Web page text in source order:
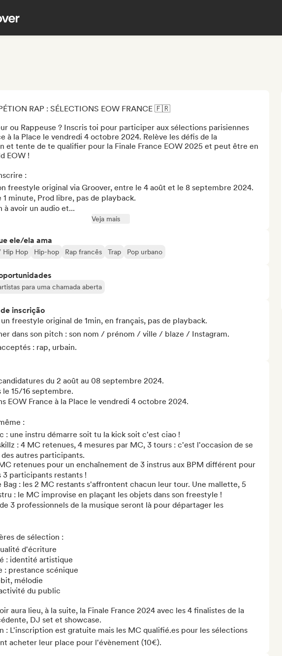
RAP : SÉLECTIONS EOW FRANCE 🇫🇷
ou Rappeuse ? Inscris toi pour participer aux sélections parisiennes
à la Place le vendredi 4 octobre 2024. Relève les défis de la
et tente de te qualifier pour la Finale France EOW 2025 et peut être en
EOW !
:
freestyle original via Groover, entre le 4 août et le 8 septembre 2024.
1 minute, Prod libre, pas de playback.
à avoir un audio et...
Veja mais
ele/ela ama
Hip Hop Hip-hop Rap francês Trap Pop urbano
para uma chamada aberta
inscrição
freestyle original de 1min, en français, pas de playback.
dans son pitch : son nom / prénom / ville / blaze / Instagram.
: rap, urbain.
du 2 août au 08 septembre 2024.
le 15/16 septembre.
EOW France à la Place le vendredi 4 octobre 2024.
:
: une instru démarre soit tu la kick soit c'est ciao !
: 4 MC retenues, 4 mesures par MC, 3 tours : c'est l'occasion de se
autres participants.
MC retenues pour un enchaînement de 3 instrus aux BPM différent pour
3 participants restants !
Bag : les 2 MC restants s'affrontent chacun leur tour. Une mallette, 5
: le MC improvise en plaçant les objets dans son freestyle !
3 professionnels de la musique seront là pour départager les
de sélection :
d'écriture
: identité artistique
: prestance scénique
mélodie
du public
aura lieu, à la suite, la Finale France 2024 avec les 4 finalistes de la
DJ set et showcase.
L'inscription est gratuite mais les MC qualifié.es pour les sélections
acheter leur place pour l'évènement (10€).